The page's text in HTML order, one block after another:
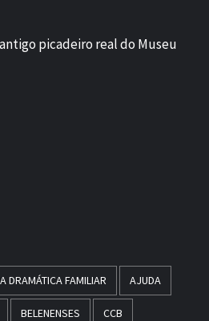
picadeiro real do Museu
DRAMÁTICA FAMILIAR AJUDA
BELENENSES CCB